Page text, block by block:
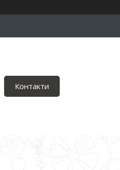
Контакти